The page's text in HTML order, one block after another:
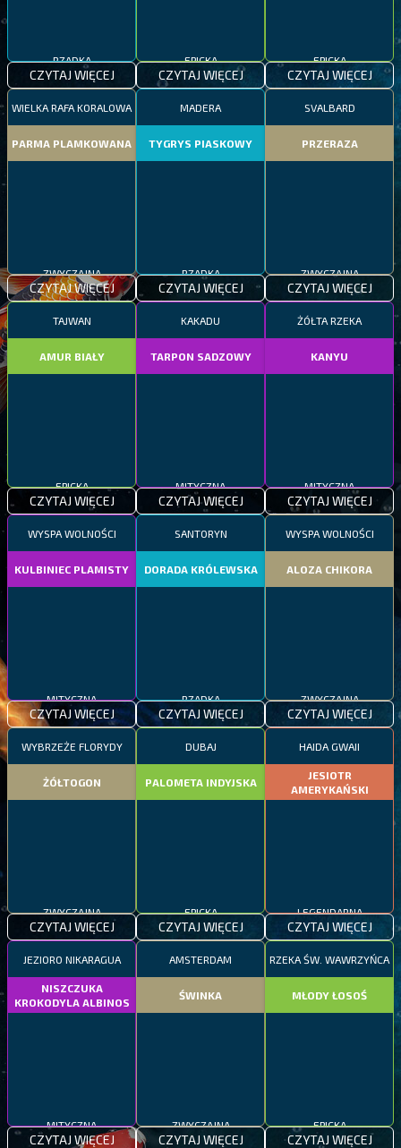
RZADKA
CZYTAJ WIĘCEJ
EPICKA
CZYTAJ WIĘCEJ
EPICKA
CZYTAJ WIĘCEJ
WIELKA RAFA KORALOWA
PARMA PLAMKOWANA
ZWYCZAJNA
CZYTAJ WIĘCEJ
MADERA
TYGRYS PIASKOWY
RZADKA
CZYTAJ WIĘCEJ
SVALBARD
PRZERAZA
ZWYCZAJNA
CZYTAJ WIĘCEJ
TAJWAN
AMUR BIAŁY
EPICKA
CZYTAJ WIĘCEJ
KAKADU
TARPON SADZOWY
MITYCZNA
CZYTAJ WIĘCEJ
ŻÓŁTA RZEKA
KANYU
MITYCZNA
CZYTAJ WIĘCEJ
WYSPA WOLNOŚCI
KULBINIEC PLAMISTY
MITYCZNA
CZYTAJ WIĘCEJ
SANTORYN
DORADA KRÓLEWSKA
RZADKA
CZYTAJ WIĘCEJ
WYSPA WOLNOŚCI
ALOZA CHIKORA
ZWYCZAJNA
CZYTAJ WIĘCEJ
WYBRZEŻE FLORYDY
ŻÓŁTOGON
ZWYCZAJNA
CZYTAJ WIĘCEJ
DUBAJ
PALOMETA INDYJSKA
EPICKA
CZYTAJ WIĘCEJ
HAIDA GWAII
JESIOTR
AMERYKAŃSKI
LEGENDARNA
CZYTAJ WIĘCEJ
JEZIORO NIKARAGUA
NISZCZUKA
KROKODYLA ALBINOS
MITYCZNA
CZYTAJ WIĘCEJ
AMSTERDAM
ŚWINKA
ZWYCZAJNA
CZYTAJ WIĘCEJ
RZEKA ŚW. WAWRZYŃCA
MŁODY ŁOSOŚ
EPICKA
CZYTAJ WIĘCEJ